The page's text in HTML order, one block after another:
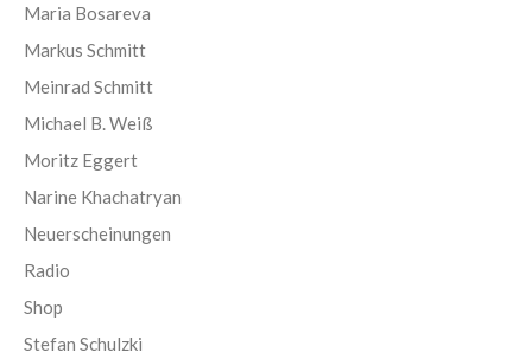
Maria Bosareva
Markus Schmitt
Meinrad Schmitt
Michael B. Weiß
Moritz Eggert
Narine Khachatryan
Neuerscheinungen
Radio
Shop
Stefan Schulzki